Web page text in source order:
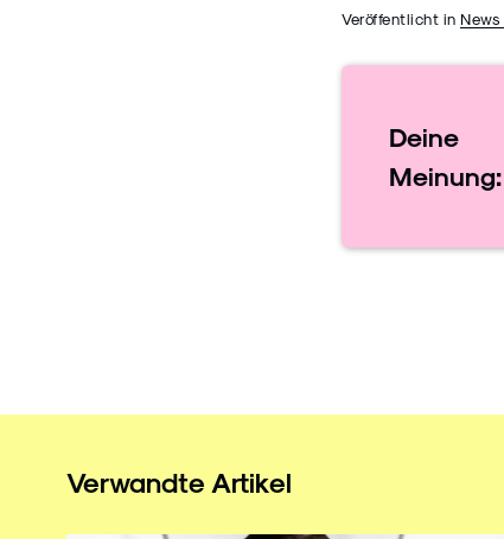
Veröffentlicht in News
Deine
Meinung:
Verwandte Artikel